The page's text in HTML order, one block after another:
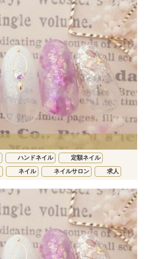
ハンドネイル 定額ネイル
ネイル ネイルサロン 求人